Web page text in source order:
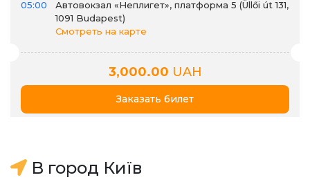
05:00
Автовокзал «Неплигет», платформа 5 (Üllői út 131,
1091 Budapest)
Смотреть на карте
3,000.00 UAH
Заказать билет
В город Київ